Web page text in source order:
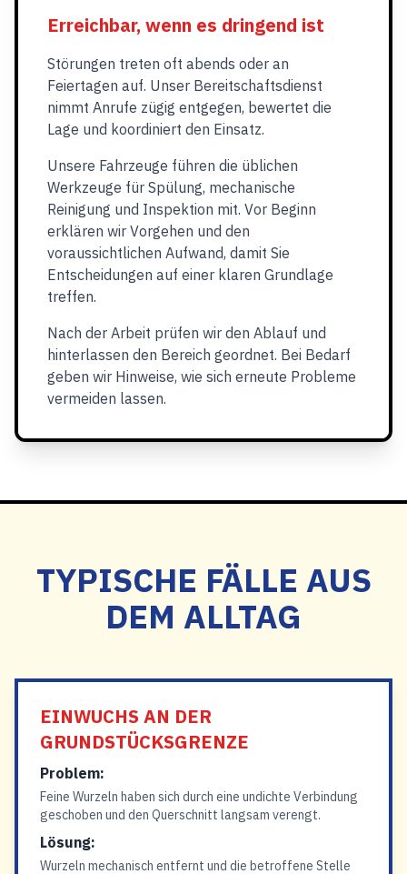
Erreichbar, wenn es dringend ist
Störungen treten oft abends oder an
Feiertagen auf. Unser Bereitschaftsdienst
nimmt Anrufe zügig entgegen, bewertet die
Lage und koordiniert den Einsatz.
Unsere Fahrzeuge führen die üblichen
Werkzeuge für Spülung, mechanische
Reinigung und Inspektion mit. Vor Beginn
erklären wir Vorgehen und den
voraussichtlichen Aufwand, damit Sie
Entscheidungen auf einer klaren Grundlage
treffen.
Nach der Arbeit prüfen wir den Ablauf und
hinterlassen den Bereich geordnet. Bei Bedarf
geben wir Hinweise, wie sich erneute Probleme
vermeiden lassen.
TYPISCHE FÄLLE AUS
DEM ALLTAG
EINWUCHS AN DER
GRUNDSTÜCKSGRENZE
Problem:
Feine Wurzeln haben sich durch eine undichte Verbindung
geschoben und den Querschnitt langsam verengt.
Lösung:
Wurzeln mechanisch entfernt und die betroffene Stelle